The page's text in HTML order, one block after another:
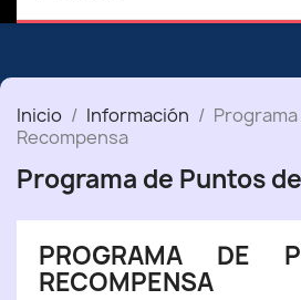
Inicio Información
Recompensa
Programa de Puntos
PROGRAMA DE
RECOMPENSA